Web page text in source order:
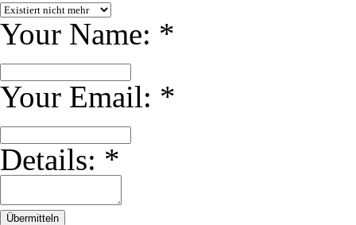
Your Name: *
Your Email: *
Details: *
Übermitteln